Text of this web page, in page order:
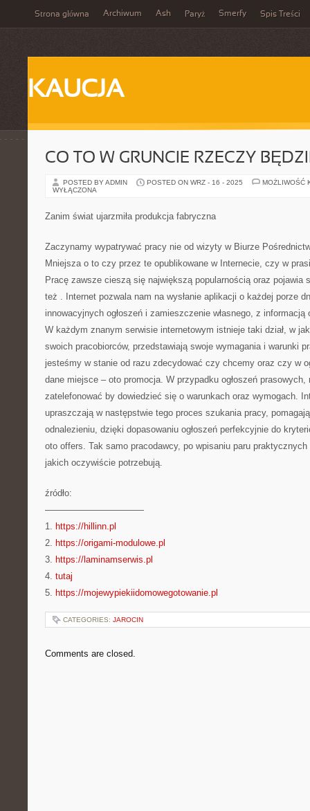
Strona główna Archiwum Ash Paryż Smerfy Spis Treści
KAUCJA
CO TO W GRUNCIE RZECZY
POSTED BY ADMIN POSTED ON WRZ - 16 - 2025
MOŻLIWOŚĆ
WYŁĄCZONA
Zanim świat ujarzmiła produkcja fabryczna
Zaczynamy wypatrywać pracy nie od wizyty w Biurze
Mniejsza o to czy przez te opublikowane w Internecie, czy w
Pracę zawsze cieszą się największą popularnością oraz pojawia
też . Internet pozwala nam na wysłanie aplikacji o każdej porze
innowacyjnych ogłoszeń i zamieszczenie własnego, z
W każdym znanym serwisie internetowym istnieje taki dział, w
swoich pracobiorców, przedstawiają swoje wymagania i warunki
jesteśmy w stanie od razu zdecydować czy chcemy oraz czy w
dane miejsce – oto promocja. W przypadku ogłoszeń prasowych,
zatelefonować by dowiedzieć się o warunkach oraz wymogach.
upraszczają w następstwie tego proces szukania pracy,
odnalezieniu, dzięki dopasowaniu ogłoszeń perfekcyjnie do
oto offers. Tak samo pracodawcy, po wpisaniu paru praktycznych
jakich oczywiście potrzebują.
źródło:
———————————
1. https://hillinn.pl
2. https://origami-modulowe.pl
3. https://laminamserwis.pl
4. tutaj
5. https://mojewypiekiidomowegotowanie.pl
CATEGORIES: JAROCIN
Comments are closed.